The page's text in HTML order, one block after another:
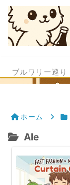
ブルワリー巡り
ホーム
Ale